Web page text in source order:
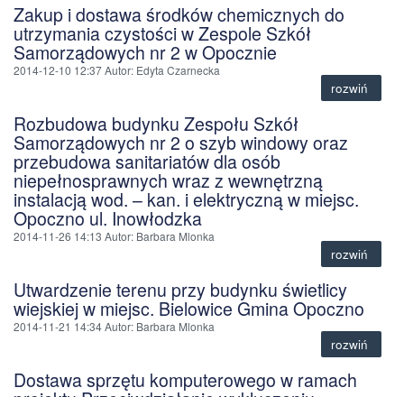
Zakup i dostawa środków chemicznych do
utrzymania czystości w Zespole Szkół
Samorządowych nr 2 w Opocznie
2014-12-10 12:37Autor: Edyta Czarnecka
rozwiń
Rozbudowa budynku Zespołu Szkół
Samorządowych nr 2 o szyb windowy oraz
przebudowa sanitariatów dla osób
niepełnosprawnych wraz z wewnętrzną
instalacją wod. – kan. i elektryczną w miejsc.
Opoczno ul. Inowłodzka
2014-11-26 14:13 Autor: Barbara Mlonka
rozwiń
Utwardzenie terenu przy budynku świetlicy
wiejskiej w miejsc. Bielowice Gmina Opoczno
2014-11-21 14:34Autor: Barbara Mlonka
rozwiń
Dostawa sprzętu komputerowego w ramach